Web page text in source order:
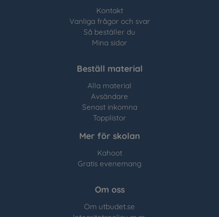
Kontakt
Vanliga frågor och svar
Så beställer du
Mina sidor
Beställ material
Alla material
Avsändare
Senast inkomna
Topplistor
Mer för skolan
Kahoot
Gratis evenemang
Om oss
Om utbudet.se